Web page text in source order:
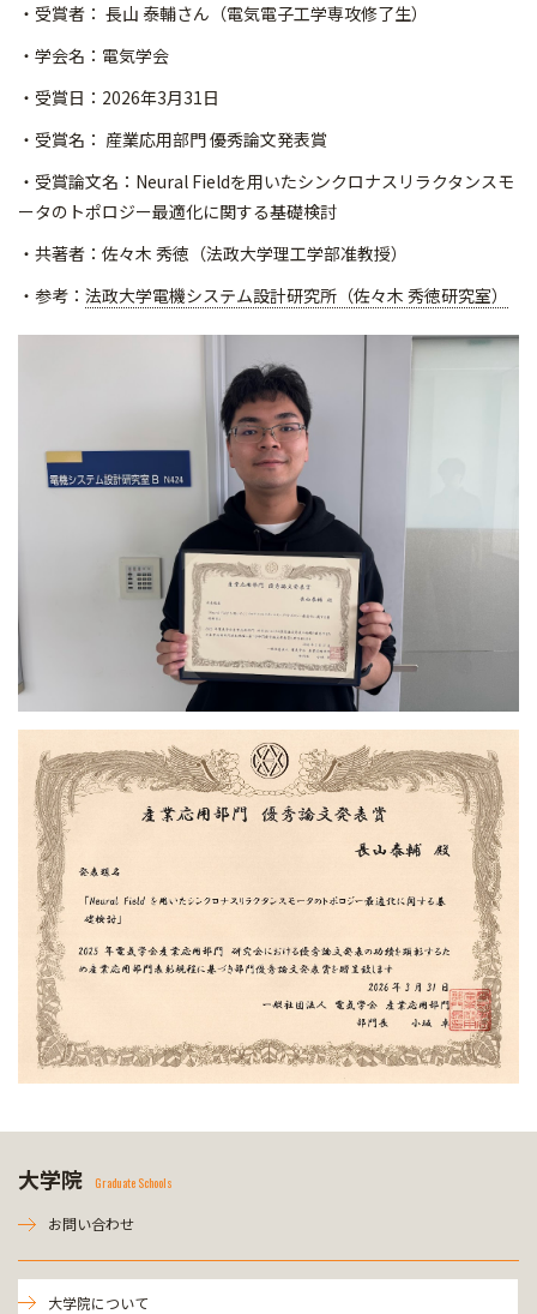
・受賞者： 長山 泰輔さん（電気電子工学専攻修了生）
・学会名：電気学会
・受賞日：2026年3月31日
・受賞名： 産業応用部門 優秀論文発表賞
・受賞論文名：Neural Fieldを用いたシンクロナスリラクタンスモ
ータのトポロジー最適化に関する基礎検討
・共著者：佐々木 秀徳（法政大学理工学部准教授）
・参考： 法政大学電機システム設計研究所（佐々木 秀徳研究室）
大学院 Graduate Schools
お問い合わせ
大学院について